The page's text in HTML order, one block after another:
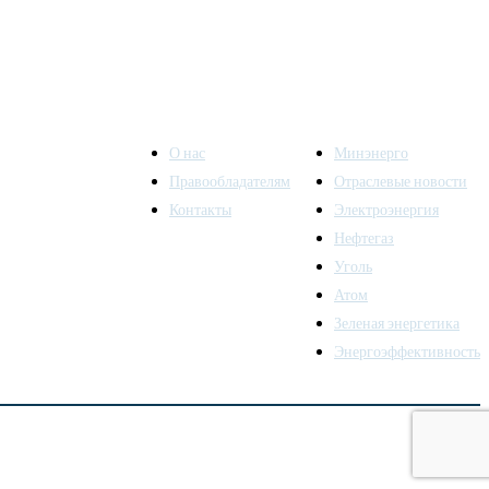
О нас
Правообладателям
Контакты
Минэнерго
Отраслевые новости
Электроэнергия
Нефтегаз
Уголь
Атом
Зеленая энергетика
Энергоэффективность